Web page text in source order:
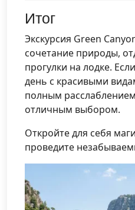
Итог
Экскурсия Green
сочетание природы,
прогулки на лодке.
день с красивыми
полным
отличным выбором.
Откройте для себя
проведите